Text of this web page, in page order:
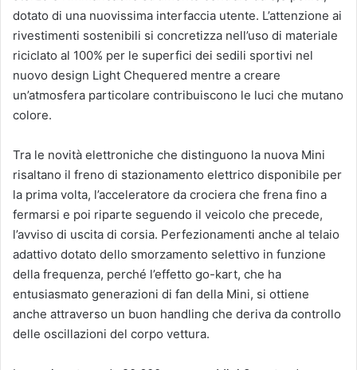
dotato di una nuovissima interfaccia utente. L’attenzione ai
rivestimenti sostenibili si concretizza nell’uso di materiale
riciclato al 100% per le superfici dei sedili sportivi nel
nuovo design Light Chequered mentre a creare
un’atmosfera particolare contribuiscono le luci che mutano
colore.
Tra le novità elettroniche che distinguono la nuova Mini
risaltano il freno di stazionamento elettrico disponibile per
la prima volta, l’acceleratore da crociera che frena fino a
fermarsi e poi riparte seguendo il veicolo che precede,
l’avviso di uscita di corsia. Perfezionamenti anche al telaio
adattivo dotato dello smorzamento selettivo in funzione
della frequenza, perché l’effetto go-kart, che ha
entusiasmato generazioni di fan della Mini, si ottiene
anche attraverso un buon handling che deriva da controllo
delle oscillazioni del corpo vettura.